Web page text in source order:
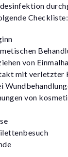
Checkliste:
von
mit verletzter
von